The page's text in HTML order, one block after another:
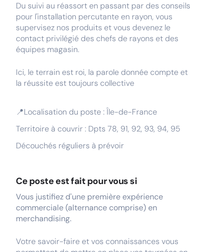
Du suivi au réassort en passant par des conseils
pour l'installation percutante en rayon, vous
supervisez nos produits et vous devenez le
contact privilégié des chefs de rayons et des
équipes magasin.
Ici, le terrain est roi, la parole donnée compte et
la réussite est toujours collective
📍Localisation du poste : Île-de-France
Territoire à couvrir : Dpts 78, 91, 92, 93, 94, 95
Découchés réguliers à prévoir
Ce poste est fait pour vous si
Vous justifiez d'une première expérience
commerciale (alternance comprise) en
merchandising.
Votre savoir-faire et vos connaissances vous